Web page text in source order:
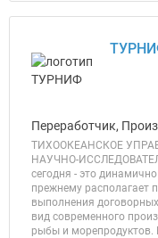
Переработчик,
ТИХООКЕАНСКОЕ
НАУЧНО-
сегодня - это
прежнему располагает
выполнения
вид современного
рыбы и морепродуктов.